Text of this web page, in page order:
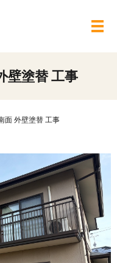
メ
壁塗替 工事
面 外壁塗替 工事